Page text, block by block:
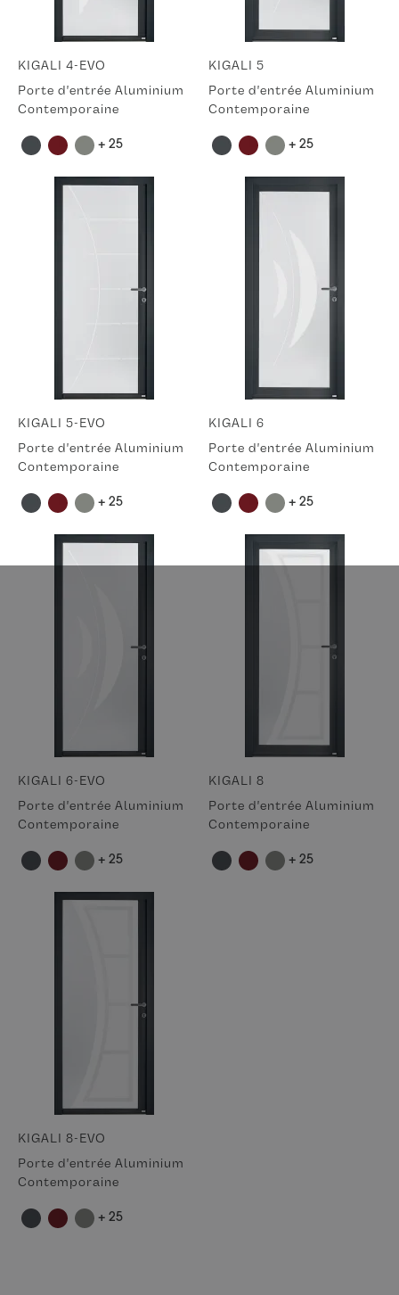
KIGALI 4-EVO
Porte d'entrée Aluminium
Contemporaine
+ 25
KIGALI 5
Porte d'entrée Aluminium
Contemporaine
+ 25
KIGALI 5-EVO
Porte d'entrée Aluminium
Contemporaine
+ 25
KIGALI 6
Porte d'entrée Aluminium
Contemporaine
+ 25
KIGALI 6-EVO
Porte d'entrée Aluminium
Contemporaine
+ 25
KIGALI 8
Porte d'entrée Aluminium
Contemporaine
+ 25
KIGALI 8-EVO
Porte d'entrée Aluminium
Contemporaine
+ 25